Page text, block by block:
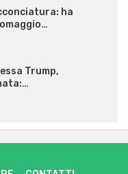
ha
Trump,